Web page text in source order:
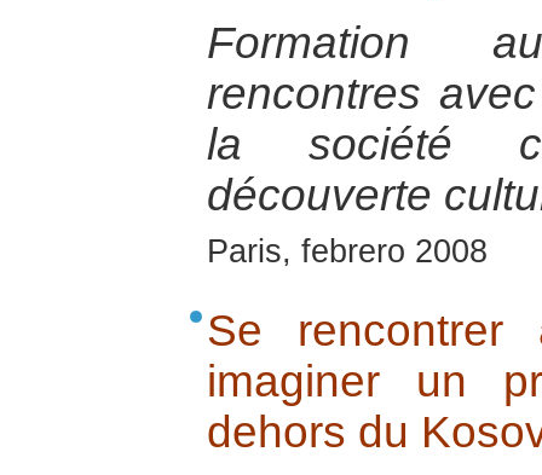
Formation
rencontres
la société
découverte
Paris, febrero 2008
Se
imaginer un
dehors du